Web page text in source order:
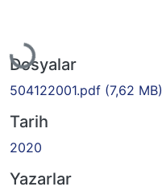
Dosyalar
504122001.pdf (7,62 MB)
Tarih
2020
Yazarlar